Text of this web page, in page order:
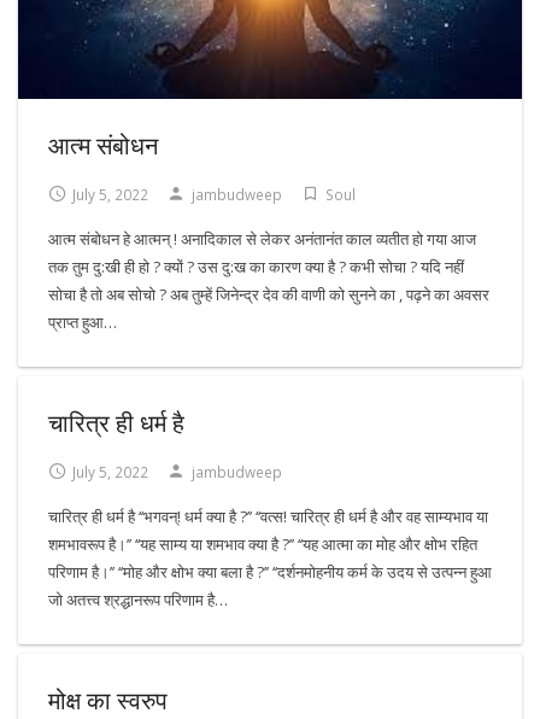
आत्म संबोधन
July 5, 2022 jambudweep Soul
आत्म संबोधन हे आत्मन् ! अनादिकाल से लेकर अनंतानंत काल व्यतीत हो गया आज
तक तुम दु:खी ही हो ? क्यों ? उस दु:ख का कारण क्या है ? कभी सोचा ? यदि नहीं
सोचा है तो अब सोचो ? अब तुम्हें जिनेन्द्र देव की वाणी को सुनने का , पढ़ने का अवसर
प्राप्त हुआ…
चारित्र ही धर्म है
July 5, 2022 jambudweep
चारित्र ही धर्म है ‘‘भगवन्! धर्म क्या है ?’’ ‘‘वत्स! चारित्र ही धर्म है और वह साम्यभाव या
शमभावरूप है।’’ ‘‘यह साम्य या शमभाव क्या है ?’’ ‘‘यह आत्मा का मोह और क्षोभ रहित
परिणाम है।’’ ‘‘मोह और क्षोभ क्या बला है ?’’ ‘‘दर्शनमोहनीय कर्म के उदय से उत्पन्न हुआ
जो अतत्त्व श्रद्धानरूप परिणाम है…
मोक्ष का स्वरुप